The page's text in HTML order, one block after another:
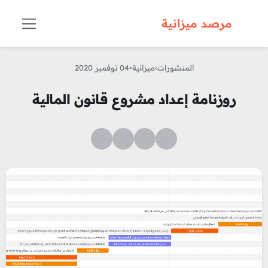
مرصد ميزانية
المنشورات›ميزانية•04 نوفمبر 2020
روزنامة إعداد مشروع قانون المالية